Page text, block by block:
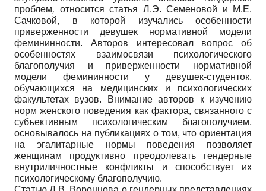
проблем, относится статья Л.Э. Семеновой и М.Е.
Сачковой, в которой изучались особенности
приверженности девушек нормативной модели
фемининности. Авторов интересовал вопрос об
особенностях взаимосвязи психологического
благополучия и приверженности нормативной
модели фемининности у девушек-студенток,
обучающихся на медицинских и психологических
факультетах вузов. Внимание авторов к изучению
норм женского поведения как фактора, связанного с
субъективным психологическим благополучием,
основывалось на публикациях о том, что ориентация
на эгалитарные нормы поведения позволяет
женщинам продуктивно преодолевать гендерные
внутриличностные конфликты и способствует их
психологическому благополучию.